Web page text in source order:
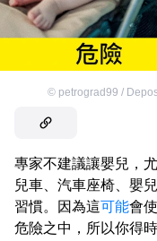
© petrograd99 /
專家不建議讓嬰兒，
兒車、汽車座椅、嬰
習慣。因為這可能會
危險之中，所以你得